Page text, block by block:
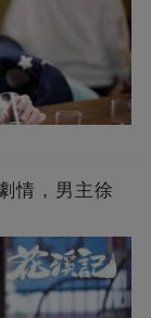
情，男主徐